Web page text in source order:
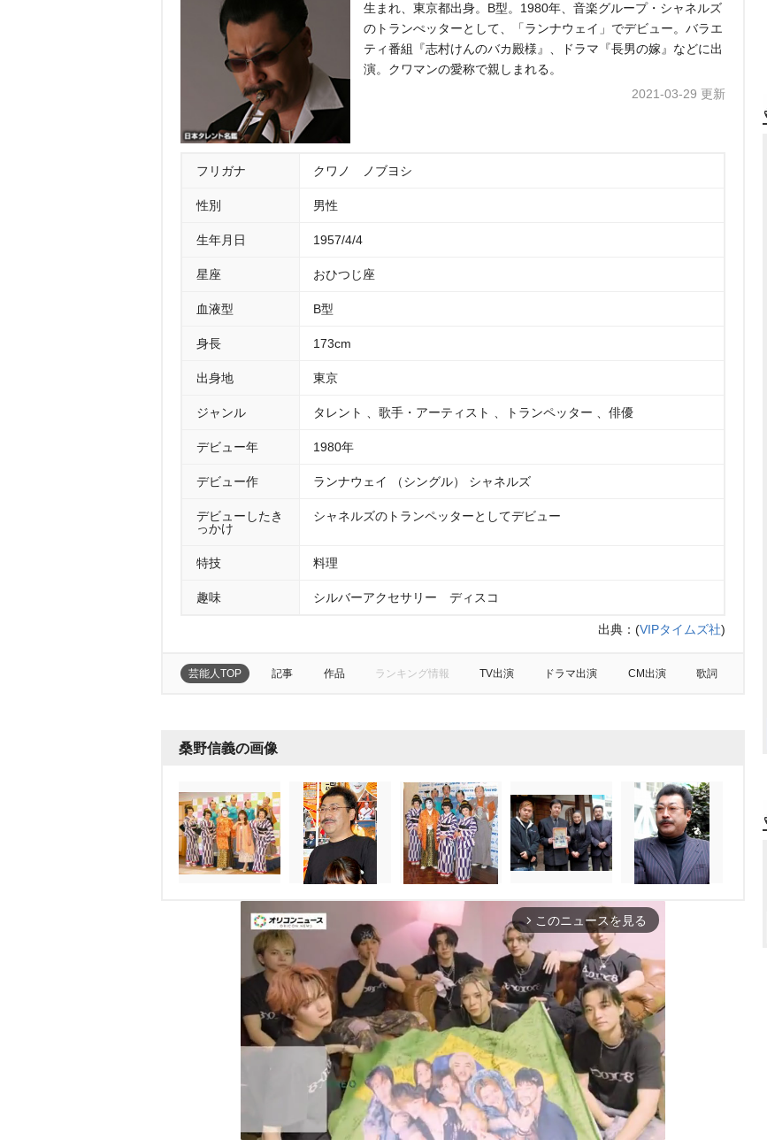
生まれ、東京都出身。B型。1980年、音楽グループ・シャネルズ
のトランぺッターとして、「ランナウェイ」でデビュー。バラエ
ティ番組『志村けんのバカ殿様』、ドラマ『長男の嫁』などに出
演。クワマンの愛称で親しまれる。
2021-03-29 更新
フリガナ クワノ ノブヨシ
性別 男性
生年月日 1957/4/4
星座 おひつじ座
血液型 B型
身長 173cm
出身地 東京
ジャンル タレント 、歌手・アーティスト 、トランペッター 、俳優
デビュー年 1980年
デビュー作 ランナウェイ （シングル） シャネルズ
デビューしたき
っかけ
シャネルズのトランペッターとしてデビュー
特技 料理
趣味 シルバーアクセサリー ディスコ
出典： (VIPタイムズ社)
芸能人TOP 記事 作品 ランキング情報 TV出演 ドラマ出演 CM出演 歌詞
桑野信義の画像
arrow_forward_ios このニュースを見る